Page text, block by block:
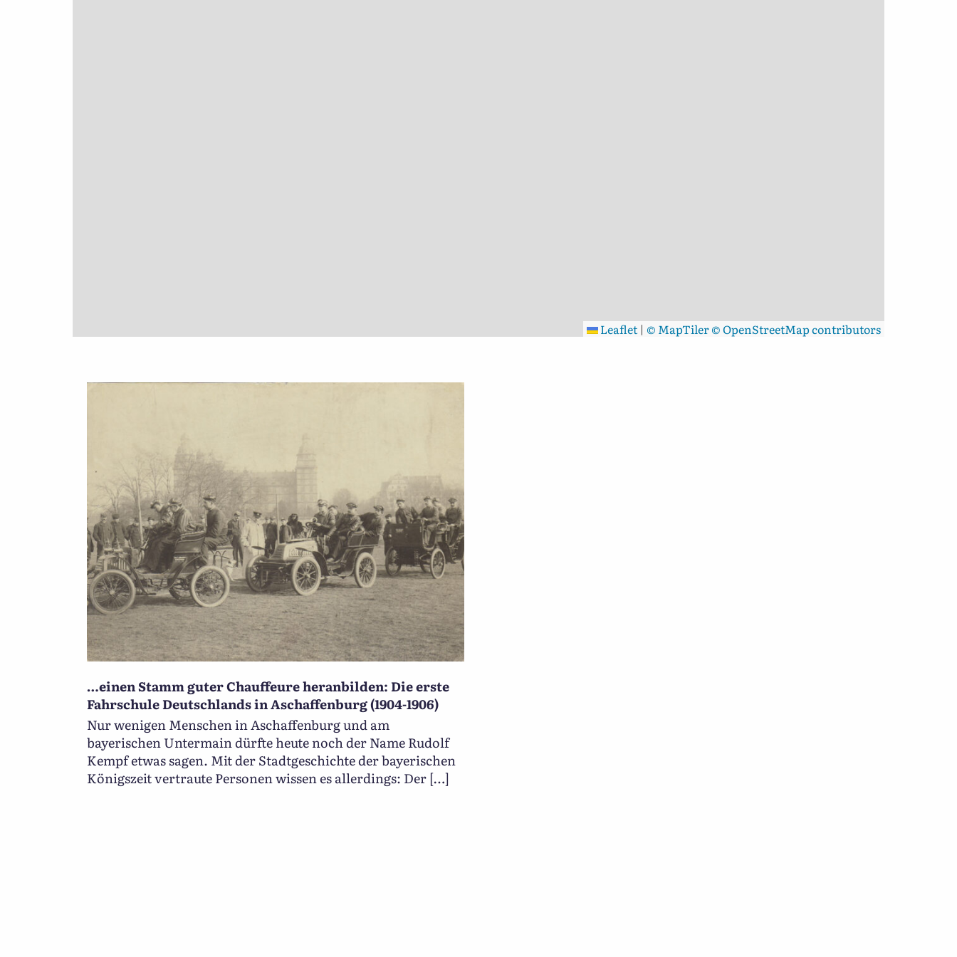
Leaflet | © MapTiler© OpenStreetMap contributors
…einen Stamm guter Chauffeure heranbilden: Die erste
Fahrschule Deutschlands in Aschaffenburg (1904-1906)
Nur wenigen Menschen in Aschaffenburg und am
bayerischen Untermain dürfte heute noch der Name Rudolf
Kempf etwas sagen. Mit der Stadtgeschichte der bayerischen
Königszeit vertraute Personen wissen es allerdings: Der […]